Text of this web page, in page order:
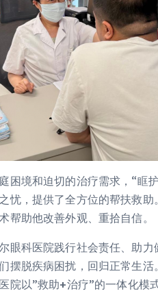
困境和迫切的治疗需求，“
忧，提供了全方位的帮扶救
帮助他改善外观、重拾自信。
眼科医院践行社会责任、助
摆脱疾病困扰，回归正常生
院以”救助+治疗”的一体化模